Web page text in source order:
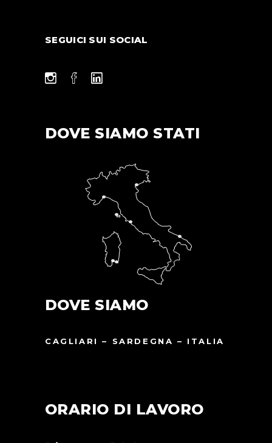
SEGUICI SUI SOCIAL
DOVE SIAMO STATI
DOVE SIAMO
CAGLIARI – SARDEGNA – ITALIA
ORARIO DI LAVORO